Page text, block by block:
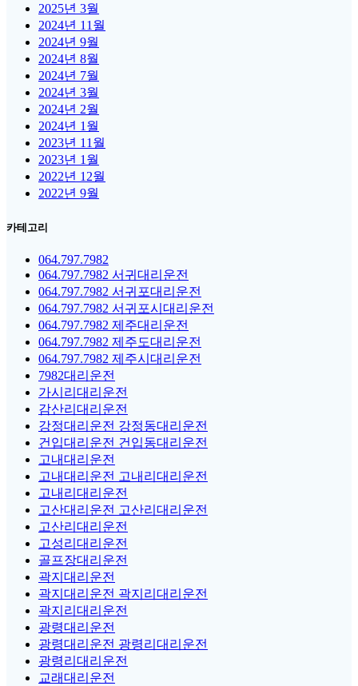
2025년 3월
2024년 11월
2024년 9월
2024년 8월
2024년 7월
2024년 3월
2024년 2월
2024년 1월
2023년 11월
2023년 1월
2022년 12월
2022년 9월
카테고리
064.797.7982
064.797.7982 서귀대리운전
064.797.7982 서귀포대리운전
064.797.7982 서귀포시대리운전
064.797.7982 제주대리운전
064.797.7982 제주도대리운전
064.797.7982 제주시대리운전
7982대리운전
가시리대리운전
감산리대리운전
강정대리운전 강정동대리운전
건입대리운전 건입동대리운전
고내대리운전
고내대리운전 고내리대리운전
고내리대리운전
고산대리운전 고산리대리운전
고산리대리운전
고성리대리운전
골프장대리운전
곽지대리운전
곽지대리운전 곽지리대리운전
곽지리대리운전
광령대리운전
광령대리운전 광령리대리운전
광령리대리운전
교래대리운전